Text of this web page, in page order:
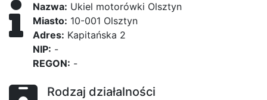
Nazwa: Ukiel motorówki Olsztyn
Miasto: 10-001 Olsztyn
Adres: Kapitańska 2
NIP: -
REGON: -
Rodzaj działalności